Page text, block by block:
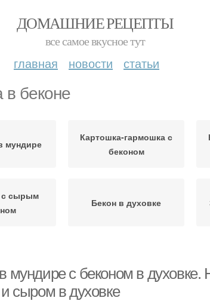
ДОМАШНИЕ РЕЦЕПТЫ
все самое вкусное тут
главная новости статьи
в беконе
мундире
Картошка-гармошка с
беконом
с сырым
Бекон в духовке
мундире с беконом в духовке.
сыром в духовке